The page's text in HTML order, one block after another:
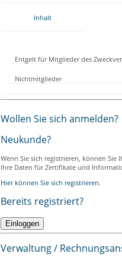
Inhalt
Entgelt für Mitglieder des
Nichtmitglieder
Wollen Sie sich anmelden?
Neukunde?
Wenn Sie sich registrieren, können
Ihre Daten für Zertifikate und
Hier können Sie sich registrieren.
Bereits registriert?
Verwaltung /